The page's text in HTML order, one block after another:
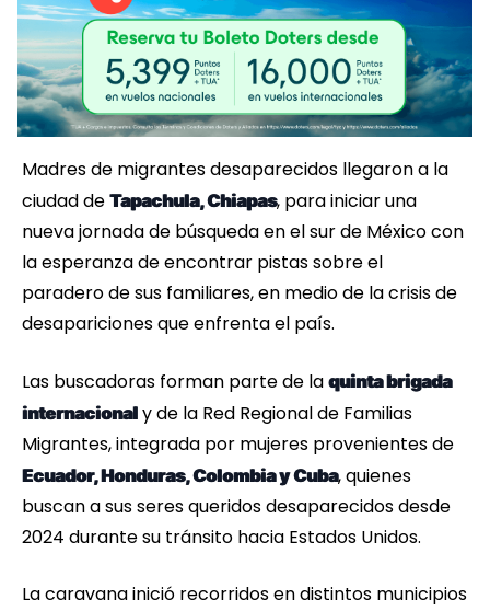
Madres de migrantes desaparecidos llegaron a la
ciudad de Tapachula, Chiapas, para iniciar una
nueva jornada de búsqueda en el sur de México con
la esperanza de encontrar pistas sobre el
paradero de sus familiares, en medio de la crisis de
desapariciones que enfrenta el país.
Las buscadoras forman parte de la quinta brigada
internacional y de la Red Regional de Familias
Migrantes, integrada por mujeres provenientes de
Ecuador, Honduras, Colombia y Cuba, quienes
buscan a sus seres queridos desaparecidos desde
2024 durante su tránsito hacia Estados Unidos.
La caravana inició recorridos en distintos municipios